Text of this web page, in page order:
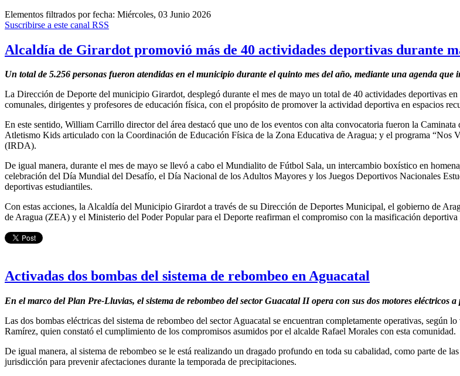
Elementos filtrados por fecha: Miércoles, 03 Junio 2026
Suscribirse a este canal RSS
Alcaldía de Girardot promovió más de 40 actividades deportivas durante
Un total de 5.256 personas fueron atendidas en el municipio durante el quinto mes del año, mediante una agenda
La Dirección de Deporte del municipio Girardot, desplegó durante el mes de mayo un total de 40 actividades deportivas
comunales, dirigentes y profesores de educación física, con el propósito de promover la actividad deportiva en espacios
En este sentido, William Carrillo director del área destacó que uno de los eventos con alta convocatoria fueron la
Atletismo Kids articulado con la Coordinación de Educación Física de la Zona Educativa de Aragua; y el programa “Nos
(IRDA).
De igual manera, durante el mes de mayo se llevó a cabo el Mundialito de Fútbol Sala, un intercambio boxístico en
celebración del Día Mundial del Desafío, el Día Nacional de los Adultos Mayores y los Juegos Deportivos Nacionales
deportivas estudiantiles.
Con estas acciones, la Alcaldía del Municipio Girardot a través de su Dirección de Deportes Municipal, el gobierno de
de Aragua (ZEA) y el Ministerio del Poder Popular para el Deporte reafirman el compromiso con la masificación
Activadas dos bombas del sistema de rebombeo en Aguacatal
En el marco del Plan Pre-Lluvias, el sistema de rebombeo del sector Guacatal II opera con sus dos motores eléctricos
Las dos bombas eléctricas del sistema de rebombeo del sector Aguacatal se encuentran completamente operativas,
Ramírez, quien constató el cumplimiento de los compromisos asumidos por el alcalde Rafael Morales con esta comunidad.
De igual manera, al sistema de rebombeo se le está realizando un dragado profundo en toda su cabalidad, como parte de
jurisdicción para prevenir afectaciones durante la temporada de precipitaciones.